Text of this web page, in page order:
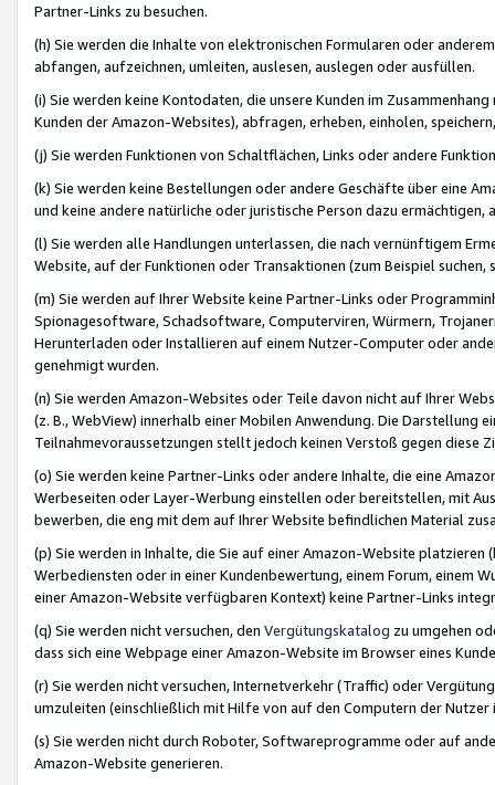
Partner-Links zu besuchen.
(h) Sie werden die Inhalte von elektronischen Formularen oder
abfangen, aufzeichnen, umleiten, auslesen, auslegen oder ausfüllen.
(i) Sie werden keine Kontodaten, die unsere Kunden im
Kunden der Amazon-Websites), abfragen, erheben, einholen,
(j) Sie werden Funktionen von Schaltflächen, Links oder andere
(k) Sie werden keine Bestellungen oder andere Geschäfte über eine
und keine andere natürliche oder juristische Person dazu
(l) Sie werden alle Handlungen unterlassen, die nach vernünftigem
Website, auf der Funktionen oder Transaktionen (zum Beispiel
(m) Sie werden auf Ihrer Website keine Partner-Links oder
Spionagesoftware, Schadsoftware, Computerviren, Würmern,
Herunterladen oder Installieren auf einem Nutzer-Computer oder
genehmigt wurden.
(n) Sie werden Amazon-Websites oder Teile davon nicht auf Ihrer
(z. B., WebView) innerhalb einer Mobilen Anwendung. Die Darstellung
Teilnahmevoraussetzungen stellt jedoch keinen Verstoß gegen diese
(o) Sie werden keine Partner-Links oder andere Inhalte, die eine
Werbeseiten oder Layer-Werbung einstellen oder bereitstellen, mit
bewerben, die eng mit dem auf Ihrer Website befindlichen Material
(p) Sie werden in Inhalte, die Sie auf einer Amazon-Website
Werbediensten oder in einer Kundenbewertung, einem Forum, einem
einer Amazon-Website verfügbaren Kontext) keine Partner-Links
(q) Sie werden nicht versuchen, den Vergütungskatalog zu umgehen
dass sich eine Webpage einer Amazon-Website im Browser eines
(r) Sie werden nicht versuchen, Internetverkehr (Traffic) oder
umzuleiten (einschließlich mit Hilfe von auf den Computern der
(s) Sie werden nicht durch Roboter, Softwareprogramme oder auf
Amazon-Website generieren.